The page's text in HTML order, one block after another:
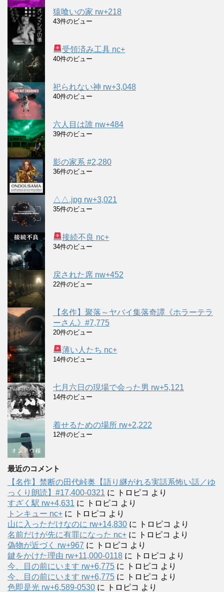
猿喰いの家 rw+218
43件のビュー
受領済み工具 nc+
40件のビュー
祀られない神 rw+3,048
40件のビュー
六人目は誰 nw+484
39件のビュー
影の家系 #2,280
36件のビュー
△△.jpg rw+3,021
35件のビュー
接続不良 nc+
34件のビュー
戻された席 nw+452
22件のビュー
【名作】聚落～ヤバイ集落奇譚《ホラーテラ
ーさん》#7,775
20件のビュー
薄い人たち nc+
14件のビュー
七月六日の現場で会った男 rw+5,121
14件のビュー
着せるための場所 rw+2,222
12件のビュー
最近のコメント
【名作】禁断の田代峠奥【語り継がれる実話系怖い話／ゆ
っくり朗読】#17,400-0321 に トロピコ より
すざく駅 rw+4,631 に トロピコ より
トンキュー nc+ に トロピコ より
山に入っただけなのに rw+14,830 に トロピコ より
名前だけが先に有罪になった nc+ に トロピコ より
偽物が近づく rw+967 に トロピコ より
鍵をかけた理由 rw+11,000-0118 に トロピコ より
今、目の前にいます rw+6,775 に トロピコ より
今、目の前にいます rw+6,775 に トロピコ より
色即是光 rw+6,589-0530 に トロピコ より